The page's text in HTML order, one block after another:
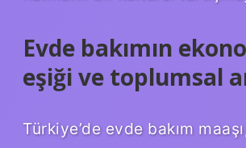
Evde bakımın
eşiği ve toplumsal
Türkiye’de evde bakım